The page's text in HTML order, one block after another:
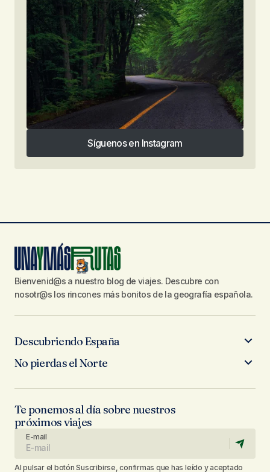
Síguenos en Instagram
Síguenos en Instagram
Bienvenid@s a nuestro blog de viajes. Descubre con
nosotr@s los rincones más bonitos de la geografía española.
Descubriendo España
No pierdas el Norte
Te ponemos al día sobre nuestros
próximos viajes
E-mail
Al pulsar el botón Suscribirse, confirmas que has leído y aceptado